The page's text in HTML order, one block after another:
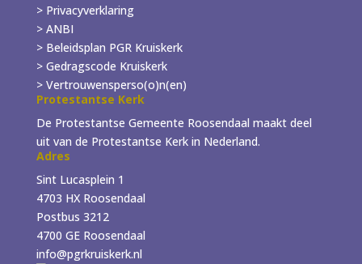
> Privacyverklaring
> ANBI
> Beleidsplan PGR Kruiskerk
> Gedragscode Kruiskerk
> Vertrouwensperso(o)n(en)
Protestantse Kerk
De Protestantse Gemeente Roosendaal maakt deel
uit van de Protestantse Kerk in Nederland.
Adres
Sint Lucasplein 1
4703 HX Roosendaal
Postbus 3212
4700 GE Roosendaal
info@pgrkruiskerk.nl